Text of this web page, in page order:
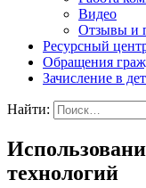
Видео
Отзывы и
Ресурсный
Обращения
Зачисление в
Найти:
технологий